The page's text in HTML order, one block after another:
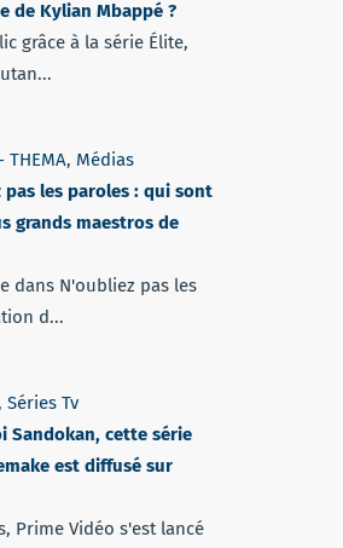
de Kylian Mbappé ?
grâce à la série Élite,
THEMA, Médias
pas les paroles : qui sont
grands maestros de
dans N'oubliez pas les
d...
, Séries Tv
Sandokan, cette série
est diffusé sur
Prime Vidéo s'est lancé